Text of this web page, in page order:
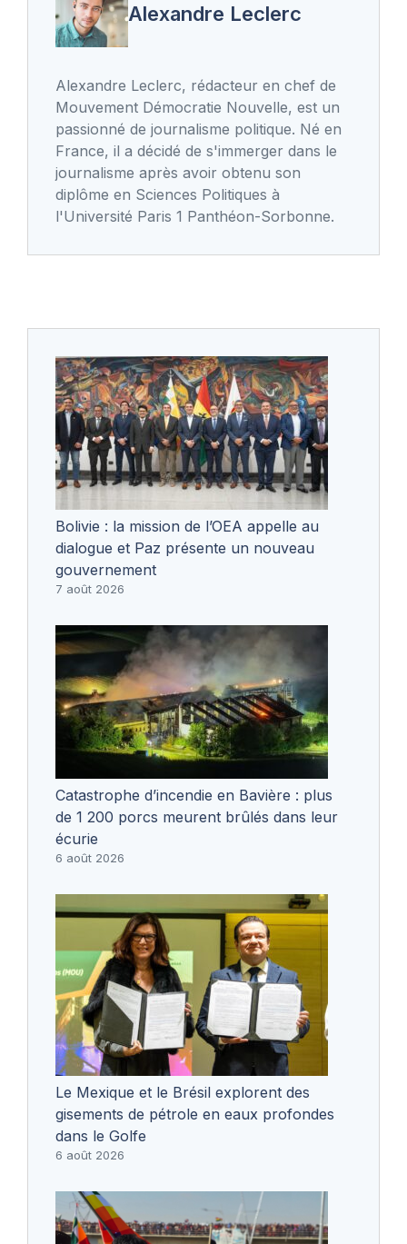
Alexandre Leclerc
Alexandre Leclerc, rédacteur en chef de
Mouvement Démocratie Nouvelle, est un
passionné de journalisme politique. Né en
France, il a décidé de s'immerger dans le
journalisme après avoir obtenu son
diplôme en Sciences Politiques à
l'Université Paris 1 Panthéon-Sorbonne.
Bolivie : la mission de l’OEA appelle au
dialogue et Paz présente un nouveau
gouvernement
7 août 2026
Catastrophe d’incendie en Bavière : plus
de 1 200 porcs meurent brûlés dans leur
écurie
6 août 2026
Le Mexique et le Brésil explorent des
gisements de pétrole en eaux profondes
dans le Golfe
6 août 2026